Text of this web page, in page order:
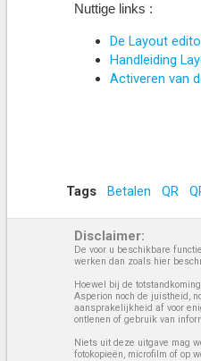
Nuttige links :
De Layout
Handleiding
Activeren van
Tags Betalen QR
Disclaimer:
De voor u beschikbare
werken dan zoals hier
Hoewel bij de
Asperion noch de juistheid,
aansprakelijkheid af voor
ontlenen of gebruik van
Niets uit deze uitgave mag
fotokopieën, microfilm of op